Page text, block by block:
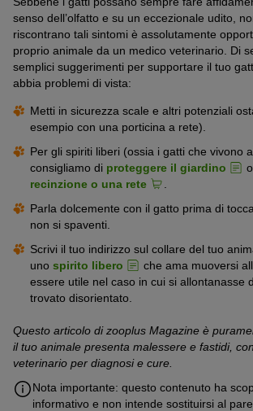
senso dell’olfatto e su un eccezionale udito,
riscontrano tali sintomi è assolutamente
proprio animale da un medico veterinario. Di
semplici suggerimenti per supportare il tuo
abbia problemi di vista:
Metti in sicurezza scale e altri potenziali
esempio con una porticina a rete).
Per gli spiriti liberi (ossia i gatti che vivono
consigliamo di proteggere il giardino
recinzione o una rete
Parla dolcemente con il gatto prima di
non si spaventi.
Scrivi il tuo indirizzo sul collare del tuo
uno spirito libero
che ama muoversi
essere utile nel caso in cui si allontanasse
trovato disorientato.
Questo articolo di zooplus Magazine è
il tuo animale presenta malessere e fastidi,
veterinario per diagnosi e cure.
Nota importante: questo contenuto ha
informativo e non intende sostituirsi al